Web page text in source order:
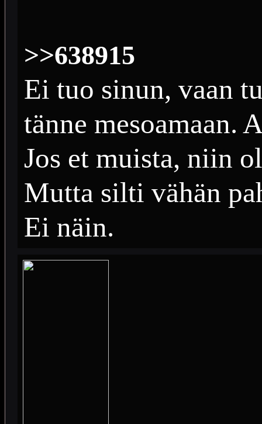
>>638915
Ei tuo sinun, vaan
tänne mesoamaan.
Jos et muista, niin
Mutta silti vähän
Ei näin.